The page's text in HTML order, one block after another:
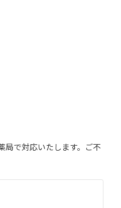
局で対応いたします。ご不